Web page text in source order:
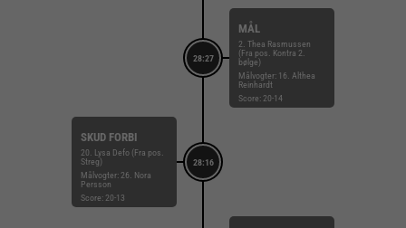
28:27
MÅL
2. Thea Rasmussen
(Fra pos. Kontra 2.
bølge)
Målvogter: 16. Althea
Reinhardt
Score: 20-14
28:16
SKUD FORBI
20. Lysa Defo (Fra pos.
Streg)
Målvogter: 26. Nora
Persson
Score: 20-13